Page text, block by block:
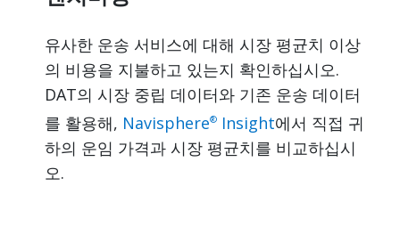
유사한 운송 서비스에 대해 시장 평균치 이상
의 비용을 지불하고 있는지 확인하십시오.
DAT의 시장 중립 데이터와 기존 운송 데이터
를 활용해, Navisphere® Insight에서 직접 귀
하의 운임 가격과 시장 평균치를 비교하십시
오.